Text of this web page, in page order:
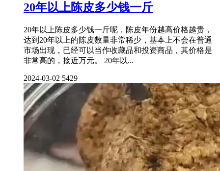
20年以上陈皮多少钱一斤
20年以上陈皮多少钱一斤呢，陈皮年份越高价格越贵，
达到20年以上的陈皮数量非常稀少，基本上不会在普通
市场出现，已经可以当作收藏品和投资商品，其价格是
非常高的，接近万元。 20年以...
2024-03-02 5429